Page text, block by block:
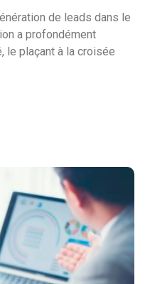
de leads dans le
a profondément
le plaçant à la croisée